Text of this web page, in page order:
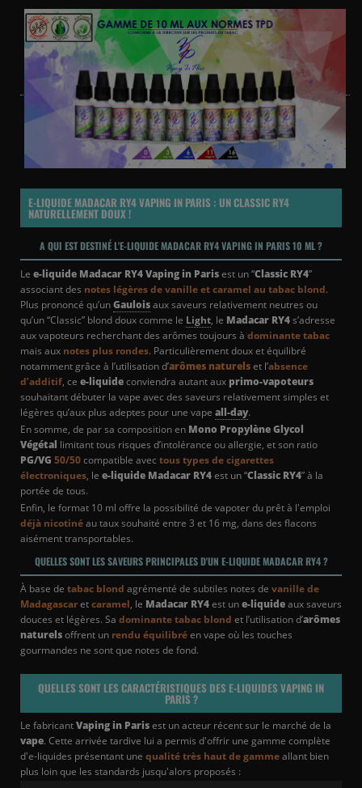
E-LIQUIDE MADACAR RY4 VAPING IN PARIS : UN CLASSIC RY4
NATURELLEMENT DOUX !
A QUI EST DESTINÉ L'E-LIQUIDE MADACAR RY4 VAPING IN PARIS 10 ML ?
Le e-liquide Madacar RY4 Vaping in Parisest un “Classic RY4”
associant des notes légères de vanille et caramel au tabac blond.
Plus prononcé qu’unGauloisaux saveurs relativement neutres ou
qu’un “Classic” blond doux comme le Light, le Madacar RY4s’adresse
aux vapoteurs recherchant des arômes toujours à dominante tabac
mais aux notes plus rondes. Particulièrement doux et équilibré
notamment grâce à l’utilisation d’arômes naturelset l’absence
d’additif, ce e-liquideconviendra autant aux primo-vapoteurs
souhaitant débuter la vape avec des saveurs relativement simples et
légères qu’aux plus adeptes pour une vape all-day.
En somme, de par sa composition en Mono Propylène Glycol
Végétal limitant tous risques d’intolérance ou allergie, et son ratio
PG/VG 50/50compatible avec tous types de cigarettes
électroniques, le e-liquide Madacar RY4est un “Classic RY4” à la
portée de tous.
Enfin, le format 10 ml offre la possibilité de vapoter du prêt à l'emploi
déjà nicotinéau taux souhaité entre 3 et 16 mg, dans des flacons
aisément transportables.
QUELLES SONT LES SAVEURS PRINCIPALES D'UN E-LIQUIDE MADACAR RY4 ?
À base de tabac blond agrémenté de subtiles notes de vanille de
Madagascaretcaramel, le Madacar RY4est une-liquideaux saveurs
douces et légères. Sa dominante tabac blond et l’utilisation d’arômes
naturelsoffrent un rendu équilibréen vape où les touches
gourmandes ne sont que notes de fond.
QUELLES SONT LES CARACTÉRISTIQUES DES E-LIQUIDES VAPING IN
PARIS ?
Le fabricantVaping in Parisest un acteur récent sur le marché de la
vape. Cette arrivée tardive lui a permis d'offrir une gamme complète
d'e-liquides présentant une qualité très haut de gammeallant bien
plus loin que les standards jusqu'alors proposés :